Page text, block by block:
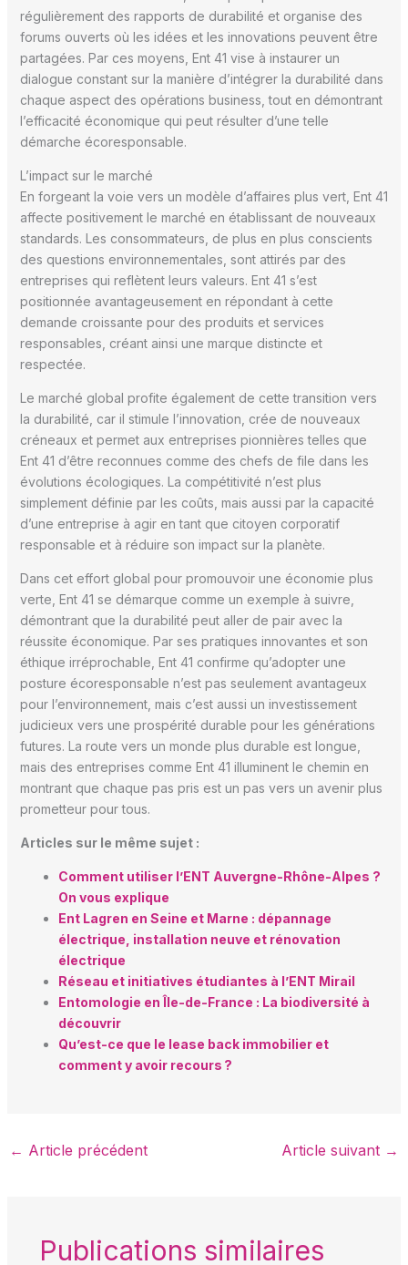
régulièrement des rapports de durabilité et organise des
forums ouverts où les idées et les innovations peuvent être
partagées. Par ces moyens, Ent 41 vise à instaurer un
dialogue constant sur la manière d’intégrer la durabilité dans
chaque aspect des opérations business, tout en démontrant
l’efficacité économique qui peut résulter d’une telle
démarche écoresponsable.
L’impact sur le marché
En forgeant la voie vers un modèle d’affaires plus vert, Ent 41
affecte positivement le marché en établissant de nouveaux
standards. Les consommateurs, de plus en plus conscients
des questions environnementales, sont attirés par des
entreprises qui reflètent leurs valeurs. Ent 41 s’est
positionnée avantageusement en répondant à cette
demande croissante pour des produits et services
responsables, créant ainsi une marque distincte et
respectée.
Le marché global profite également de cette transition vers
la durabilité, car il stimule l’innovation, crée de nouveaux
créneaux et permet aux entreprises pionnières telles que
Ent 41 d’être reconnues comme des chefs de file dans les
évolutions écologiques. La compétitivité n’est plus
simplement définie par les coûts, mais aussi par la capacité
d’une entreprise à agir en tant que citoyen corporatif
responsable et à réduire son impact sur la planète.
Dans cet effort global pour promouvoir une économie plus
verte, Ent 41 se démarque comme un exemple à suivre,
démontrant que la durabilité peut aller de pair avec la
réussite économique. Par ses pratiques innovantes et son
éthique irréprochable, Ent 41 confirme qu’adopter une
posture écoresponsable n’est pas seulement avantageux
pour l’environnement, mais c’est aussi un investissement
judicieux vers une prospérité durable pour les générations
futures. La route vers un monde plus durable est longue,
mais des entreprises comme Ent 41 illuminent le chemin en
montrant que chaque pas pris est un pas vers un avenir plus
prometteur pour tous.
Articles sur le même sujet :
Comment utiliser l’ENT Auvergne-Rhône-Alpes ?
On vous explique
Ent Lagren en Seine et Marne : dépannage
électrique, installation neuve et rénovation
électrique
Réseau et initiatives étudiantes à l’ENT Mirail
Entomologie en Île-de-France : La biodiversité à
découvrir
Qu’est-ce que le lease back immobilier et
comment y avoir recours ?
← Article précédent Article suivant →
Publications similaires